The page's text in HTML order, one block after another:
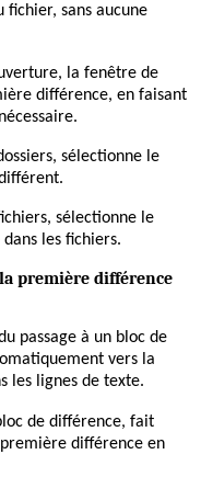
fichier, sans aucune
la fenêtre de
différence, en faisant
sélectionne le
sélectionne le
les fichiers.
première différence
passage à un bloc de
vers la
les lignes de texte.
de différence, fait
différence en